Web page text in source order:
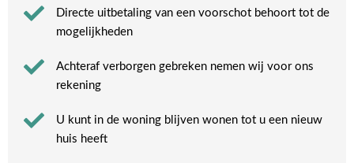
Directe uitbetaling van een voorschot behoort tot de
mogelijkheden
Achteraf verborgen gebreken nemen wij voor ons
rekening​
U kunt in de woning blijven wonen tot u een nieuw
huis heeft​